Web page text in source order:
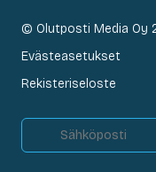
© Olutposti Media Oy
Evästeasetukset
Rekisteriseloste